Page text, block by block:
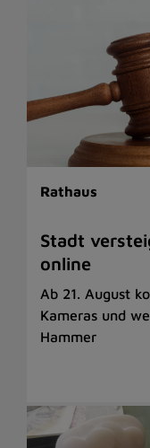
Rathaus
Stadt
online
Ab 21. August
Kameras und
Hammer